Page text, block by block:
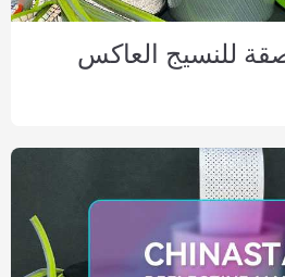
للنسيج العاكس